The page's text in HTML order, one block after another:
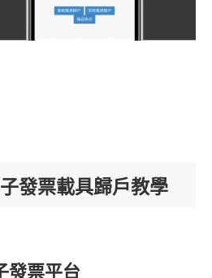
發票載具歸戶教學
發票平台